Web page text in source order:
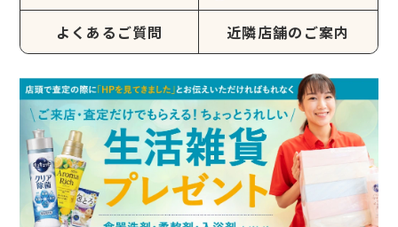
よくあるご質問 近隣店舗のご案内